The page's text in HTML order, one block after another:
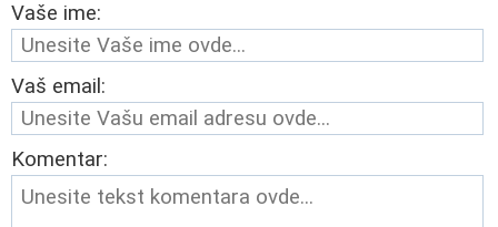
Vaše ime:
Vaš email:
Komentar: